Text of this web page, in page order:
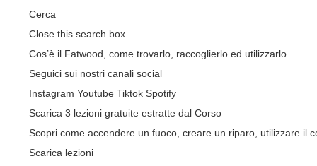
Cerca
Close this search box
Cos’è il Fatwood, come trovarlo, raccoglierlo ed utilizzarlo
Seguici sui nostri canali social
Instagram Youtube Tiktok Spotify
Scarica 3 lezioni gratuite estratte dal Corso
Scopri come accendere un fuoco, creare un riparo, utilizzare il
Scarica lezioni